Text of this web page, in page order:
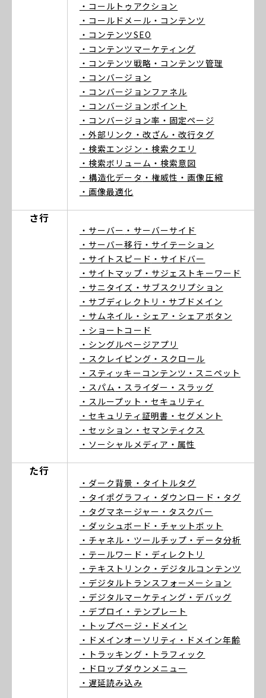
・コールトゥアクション
・コールドメール ・コンテンツ
・コンテンツSEO
・コンテンツマーケティング
・コンテンツ戦略 ・コンテンツ管理
・コンバージョン
・コンバージョンファネル
・コンバージョンポイント
・コンバージョン率 ・固定ページ
・外部リンク ・改ざん ・改行タグ
・検索エンジン ・検索クエリ
・検索ボリューム ・検索意図
・構造化データ ・権威性 ・画像圧縮
・画像最適化
さ行
・サーバー ・サーバーサイド
・サーバー移行 ・サイテーション
・サイトスピード ・サイドバー
・サイトマップ ・サジェストキーワード
・サニタイズ ・サブスクリプション
・サブディレクトリ ・サブドメイン
・サムネイル ・シェア ・シェアボタン
・ショートコード
・シングルページアプリ
・スクレイピング ・スクロール
・スティッキーコンテンツ ・スニペット
・スパム ・スライダー ・スラッグ
・スループット ・セキュリティ
・セキュリティ証明書 ・セグメント
・セッション ・セマンティクス
・ソーシャルメディア ・属性
た行
・ダーク背景 ・タイトルタグ
・タイポグラフィ ・ダウンロード ・タグ
・タグマネージャー ・タスクバー
・ダッシュボード ・チャットボット
・チャネル ・ツールチップ ・データ分析
・テールワード ・ディレクトリ
・テキストリンク ・デジタルコンテンツ
・デジタルトランスフォーメーション
・デジタルマーケティング ・デバッグ
・デプロイ ・テンプレート
・トップページ ・ドメイン
・ドメインオーソリティ ・ドメイン年齢
・トラッキング ・トラフィック
・ドロップダウンメニュー
・遅延読み込み